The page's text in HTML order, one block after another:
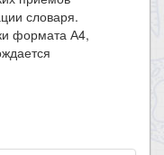
словаря.
формата А4,